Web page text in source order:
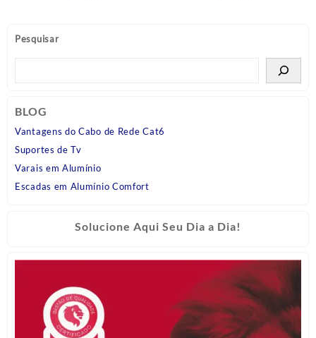
Pesquisar
BLOG
Vantagens do Cabo de Rede Cat6
Suportes de Tv
Varais em Alumínio
Escadas em Alumínio Comfort
Solucione Aqui Seu Dia a Dia!